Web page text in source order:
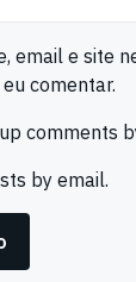
email e site
comentar.
comments
by email.